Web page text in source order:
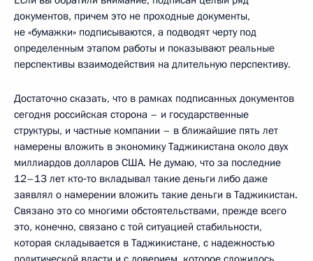
документов, причем это не проходные документы,
не «бумажки» подписываются, а подводят черту под
определенным этапом работы и показывают реальные
перспективы взаимодействия на длительную перспективу.
Достаточно сказать, что в рамках подписанных документов
сегодня российская сторона – и государственные
структуры, и частные компании – в ближайшие пять лет
намерены вложить в экономику Таджикистана около двух
миллиардов долларов США. Не думаю, что за последние
12–13 лет кто‑то вкладывал такие деньги либо даже
заявлял о намерении вложить такие деньги в Таджикистан.
Связано это со многими обстоятельствами, прежде всего
это, конечно, связано с той ситуацией стабильности,
которая складывается в Таджикистане, с надежностью